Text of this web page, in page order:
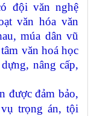
đội văn nghệ
văn hóa văn
múa dân vũ
văn hoá học
nâng cấp,
được đảm bảo,
trọng án, tội